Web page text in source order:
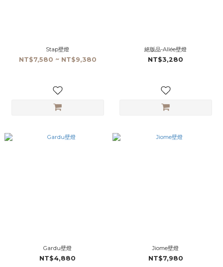
Stap壁燈
NT$7,580 ~ NT$9,380
絕版品-Allée壁燈
NT$3,280
Gardu壁燈
NT$4,880
Jiome壁燈
NT$7,980